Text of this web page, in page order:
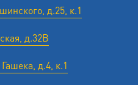
д.25, к.1
д.32В
д.4, к.1